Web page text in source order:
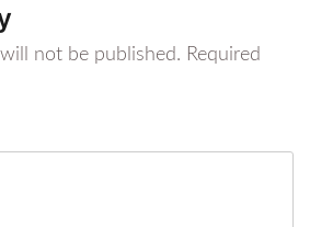
not be published. Required